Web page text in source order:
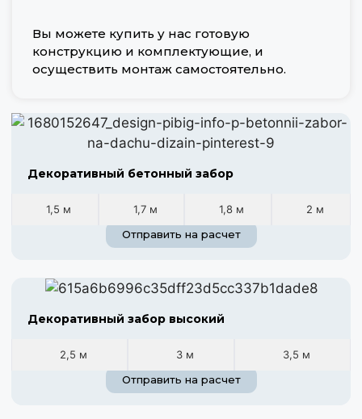
Вы можете купить у нас готовую
конструкцию и комплектующие, и
осуществить монтаж самостоятельно.
Декоративный бетонный забор
1,5 м 1,7 м 1,8 м
2 м
Отправить на расчет
Декоративный забор высокий
2,5 м 3 м
3,5 м
Отправить на расчет